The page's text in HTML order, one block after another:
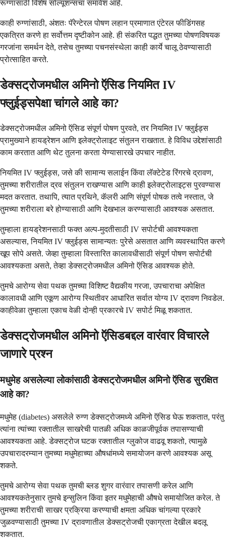
रूग्णांसाठी विशेष सोल्यूशन्सचा समावेश आहे.
काही रुग्णांसाठी, अंशतः पॅरेन्टेरल पोषण लहान प्रमाणात एंटेरल फीडिंगसह
एकत्रित करणे हा सर्वोत्तम दृष्टीकोन आहे. ही संकरित पद्धत तुमच्या पोषणविषयक
गरजांना समर्थन देते, तसेच तुमच्या पचनसंस्थेला काही कार्ये चालू ठेवण्यासाठी
प्रोत्साहित करते.
डेक्सट्रोजमधील अमिनो ऍसिड नियमित IV
फ्लुईड्सपेक्षा चांगले आहे का?
डेक्सट्रोजमधील अमिनो ऍसिड संपूर्ण पोषण पुरवते, तर नियमित IV फ्लुईड्स
प्रामुख्याने हायड्रेशन आणि इलेक्ट्रोलाइट संतुलन राखतात. हे विविध उद्देशांसाठी
काम करतात आणि थेट तुलना करता येण्यासारखे उपचार नाहीत.
नियमित IV फ्लुईड्स, जसे की सामान्य सलाईन किंवा लॅक्टेटेड रिंगरचे द्रावण,
तुमच्या शरीरातील द्रव संतुलन राखण्यास आणि काही इलेक्ट्रोलाइट्स पुरवण्यास
मदत करतात. तथापि, त्यात प्रथिने, कॅलरी आणि संपूर्ण पोषक तत्वे नस्तात, जे
तुमच्या शरीराला बरे होण्यासाठी आणि देखभाल करण्यासाठी आवश्यक असतात.
तुम्हाला हायड्रेशनसाठी फक्त अल्प-मुदतीसाठी IV सपोर्टची आवश्यकता
असल्यास, नियमित IV फ्लुईड्स सामान्यतः पुरेसे असतात आणि व्यवस्थापित करणे
खूप सोपे असते. जेव्हा तुम्हाला विस्तारित कालावधीसाठी संपूर्ण पोषण सपोर्टची
आवश्यकता असते, तेव्हा डेक्सट्रोजमधील अमिनो ऍसिड आवश्यक होते.
तुमचे आरोग्य सेवा पथक तुमच्या विशिष्ट वैद्यकीय गरजा, उपचाराचा अपेक्षित
कालावधी आणि एकूण आरोग्य स्थितीवर आधारित सर्वात योग्य IV द्रावण निवडेल.
काहीवेळा तुम्हाला एकाच वेळी दोन्ही प्रकारचे IV सपोर्ट मिळू शकतात.
डेक्सट्रोजमधील अमिनो ऍसिडबद्दल वारंवार विचारले
जाणारे प्रश्न
मधुमेह असलेल्या लोकांसाठी डेक्सट्रोजमधील अमिनो ऍसिड सुरक्षित
आहे का?
मधुमेह (diabetes) असलेले रुग्ण डेक्सट्रोजमध्ये अमिनो ऍसिड घेऊ शकतात, परंतु
त्यांना त्यांच्या रक्तातील साखरेची पातळी अधिक काळजीपूर्वक तपासण्याची
आवश्यकता आहे. डेक्सट्रोज घटक रक्तातील ग्लुकोज वाढवू शकतो, त्यामुळे
उपचारादरम्यान तुमच्या मधुमेहाच्या औषधांमध्ये समायोजन करणे आवश्यक असू
शकते.
तुमचे आरोग्य सेवा पथक तुमची ब्लड शुगर वारंवार तपासणी करेल आणि
आवश्यकतेनुसार तुमचे इन्सुलिन किंवा इतर मधुमेहाची औषधे समायोजित करेल. ते
तुमच्या शरीराची साखर प्रक्रिया करण्याची क्षमता अधिक चांगल्या प्रकारे
जुळवण्यासाठी तुमच्या IV द्रावणातील डेक्सट्रोजची एकाग्रता देखील बदलू
शकतात.